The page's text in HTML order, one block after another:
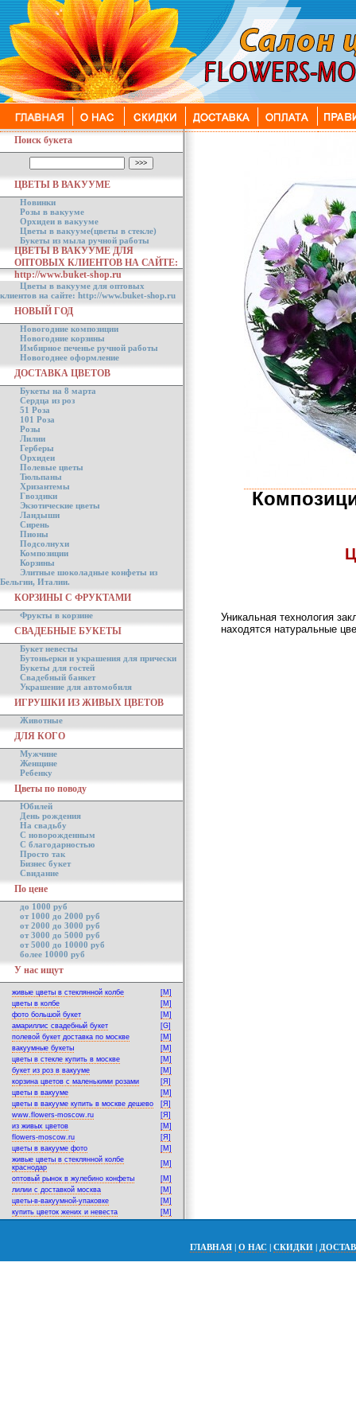
Поиск букета
ЦВЕТЫ В ВАКУУМЕ
Новинки
Розы в вакууме
Орхидеи в вакууме
Цветы в вакууме(цветы в стекле)
Букеты из мыла ручной работы
ЦВЕТЫ В ВАКУУМЕ ДЛЯ
ОПТОВЫХ КЛИЕНТОВ НА САЙТЕ:
http://www.buket-shop.ru
Цветы в вакууме для оптовых
клиентов на сайте: http://www.buket-shop.ru
НОВЫЙ ГОД
Новогодние композиции
Новогодние корзины
Имбирное печенье ручной работы
Новогоднее оформление
ДОСТАВКА ЦВЕТОВ
Букеты на 8 марта
Сердца из роз
51 Роза
101 Роза
Розы
Лилии
Герберы
Орхидеи
Полевые цветы
Тюльпаны
Хризантемы
Гвоздики
Экзотические цветы
Ландыши
Сирень
Пионы
Подсолнухи
Композиции
Корзины
Элитные шоколадные конфеты из
Бельгии, Италии.
КОРЗИНЫ С ФРУКТАМИ
Фрукты в корзине
СВАДЕБНЫЕ БУКЕТЫ
Букет невесты
Бутоньерки и украшения для прически
Букеты для гостей
Свадебный банкет
Украшение для автомобиля
ИГРУШКИ ИЗ ЖИВЫХ ЦВЕТОВ
Животные
ДЛЯ КОГО
Мужчине
Женщине
Ребенку
Цветы по поводу
Юбилей
День рождения
На свадьбу
С новорожденным
С благодарностью
Просто так
Бизнес букет
Свидание
По цене
до 1000 руб
от 1000 до 2000 руб
от 2000 до 3000 руб
от 3000 до 5000 руб
от 5000 до 10000 руб
более 10000 руб
У нас ищут
живые цветы в стеклянной колбе
[M]
цветы в колбе
[M]
фото большой букет
[M]
амариллис свадебный букет
[G]
полевой букет доставка по москве
[M]
вакуумные букеты
[M]
цветы в стекле купить в москве
[M]
букет из роз в вакууме
[M]
корзина цветов с маленькими розами
[Я]
цветы в вакууме
[M]
цветы в вакууме купить в москве дешево
[Я]
www.flowers-moscow.ru
[Я]
из живых цветов
[M]
flowers-moscow.ru
[Я]
цветы в вакууме фото
[M]
живые цветы в стеклянной колбе
краснодар
[M]
оптовый рынок в жулебино конфеты
[M]
лилии с доставкой москва
[M]
цветы-в-вакуумной-упаковке
[M]
купить цветок жених и невеста
[M]
Уникальная технология
находятся натуральные
ГЛАВНАЯ | О НАС | СКИДКИ |